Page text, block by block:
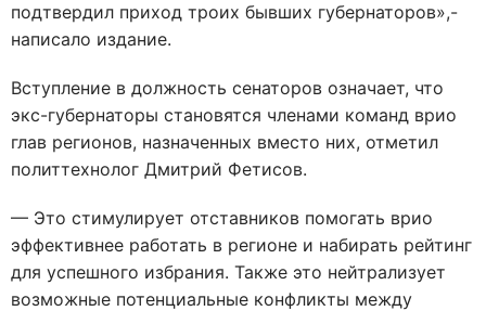
подтвердил приход троих бывших губернаторов»,-
написало издание.
Вступление в должность сенаторов означает, что
экс-губернаторы становятся членами команд врио
глав регионов, назначенных вместо них, отметил
политтехнолог Дмитрий Фетисов.
— Это стимулирует отставников помогать врио
эффективнее работать в регионе и набирать рейтинг
для успешного избрания. Также это нейтрализует
возможные потенциальные конфликты между